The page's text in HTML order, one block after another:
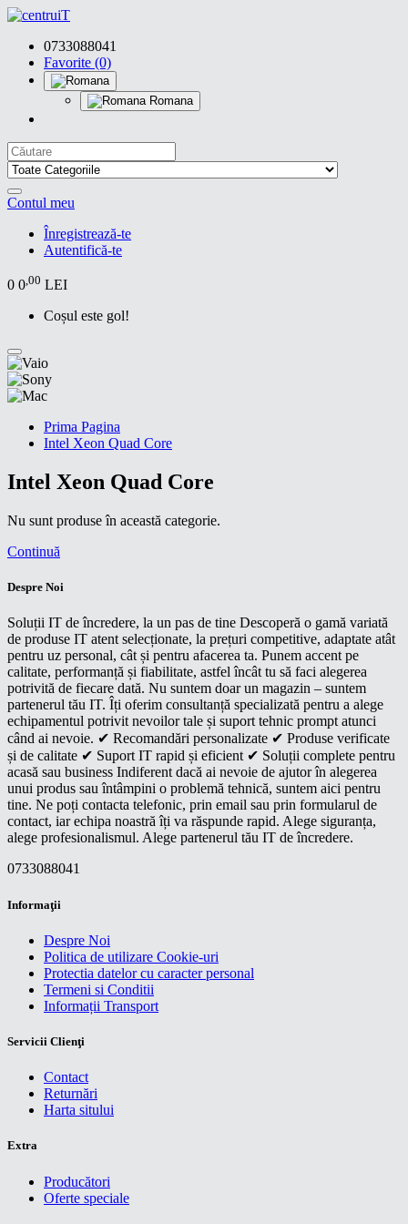
0733088041
Favorite (0)
Romana
Contul meu
Înregistrează-te
Autentifică-te
0 0,00 LEI
Coșul este gol!
Prima Pagina
Intel Xeon Quad Core
Intel Xeon Quad Core
Nu sunt produse în această categorie.
Continuă
Despre Noi
Soluții IT de încredere, la un pas de tine Descoperă o gamă variată
de produse IT atent selecționate, la prețuri competitive, adaptate atât
pentru uz personal, cât și pentru afacerea ta. Punem accent pe
calitate, performanță și fiabilitate, astfel încât tu să faci alegerea
potrivită de fiecare dată. Nu suntem doar un magazin – suntem
partenerul tău IT. Îți oferim consultanță specializată pentru a alege
echipamentul potrivit nevoilor tale și suport tehnic prompt atunci
când ai nevoie. ✔ Recomandări personalizate ✔ Produse verificate
și de calitate ✔ Suport IT rapid și eficient ✔ Soluții complete pentru
acasă sau business Indiferent dacă ai nevoie de ajutor în alegerea
unui produs sau întâmpini o problemă tehnică, suntem aici pentru
tine. Ne poți contacta telefonic, prin email sau prin formularul de
contact, iar echipa noastră îți va răspunde rapid. Alege siguranța,
alege profesionalismul. Alege partenerul tău IT de încredere.
0733088041
Informaţii
Despre Noi
Politica de utilizare Cookie-uri
Protectia datelor cu caracter personal
Termeni si Conditii
Informații Transport
Servicii Clienţi
Contact
Returnări
Harta sitului
Extra
Producători
Oferte speciale